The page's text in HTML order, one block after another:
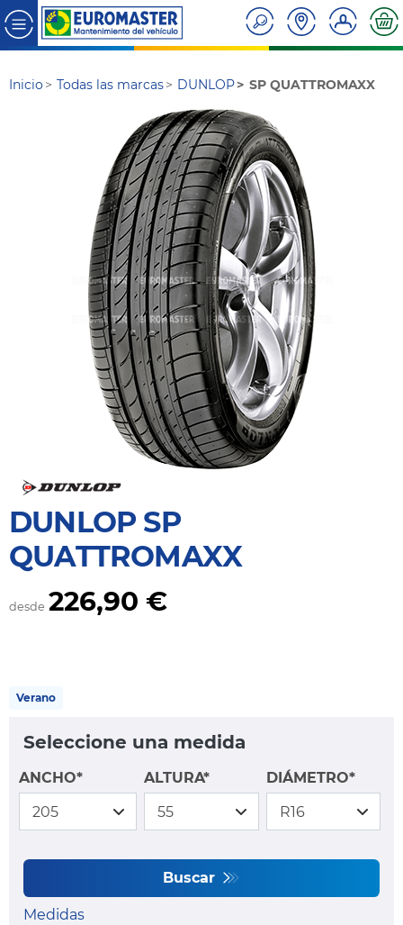
Inicio Todas las marcas DUNLOP SP QUATTROMAXX
DUNLOP SP
QUATTROMAXX
desde 226,90 €
Verano
Seleccione una medida
ANCHO* ALTURA* DIÁMETRO*
Buscar
Medidas